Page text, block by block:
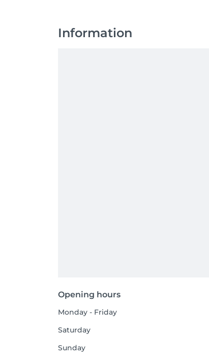
Information
Opening hours
Monday - Friday
Saturday
Sunday